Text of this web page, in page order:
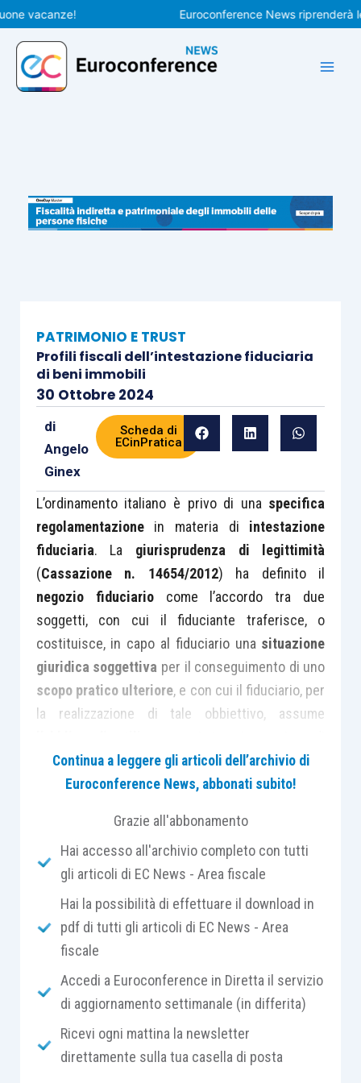
Vai
al
contenuto
Euroconference News riprenderà le
PATRIMONIO E TRUST
Profili fiscali dell’intestazione fiduciaria
di beni immobili
30 Ottobre 2024
di
Angelo
Ginex
Scheda di
ECinPratica
L’ordinamento italiano è privo di una specifica
regolamentazionein materia di intestazione
fiduciaria. La giurisprudenza di legittimità
(Cassazione n. 14654/2012) ha definito il
negozio fiduciariocome l’accordo tra due
soggetti, con cui il fiduciante traferisce, o
costituisce, in capo al fiduciario una situazione
giuridica soggettiva per il conseguimento di uno
scopo pratico ulteriore, e con cui il fiduciario, per
la realizzazione di tale obbiettivo, assume
convenuti la situazione soggettiva,in funzione
strumentale, avendo uncomportamento
Detto in altri termini, il negozio fiduciario è un
contratto atipicomediante il quale un soggetto
(fiduciante)trasferiscead un altro (fiduciario) un
diritto o la mera legittimazione al relativo
esercizio, sulla base di un
fiduciae
) che vincola le parti, stabilendomodalità,
tempi, condizioni di esercizio
del diritto e che
impegna a realizzare.
Continua a leggere gli articoli dell’archivio di
Euroconference News, abbonati subito!
Grazie all'abbonamento
Hai accesso all'archivio completo con tutti
gli articoli di EC News - Area fiscale
Hai la possibilità di effettuare il download in
pdf di tutti gli articoli di EC News - Area
fiscale
Accedi a Euroconference in Diretta il servizio
di aggiornamento settimanale (in differita)
Ricevi ogni mattina la newsletter
direttamente sulla tua casella di posta